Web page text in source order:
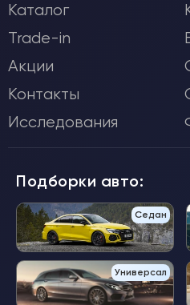
Каталог
Trade-in
Акции
Контакты
Исследования
Подборки авто:
Седан
Универсал